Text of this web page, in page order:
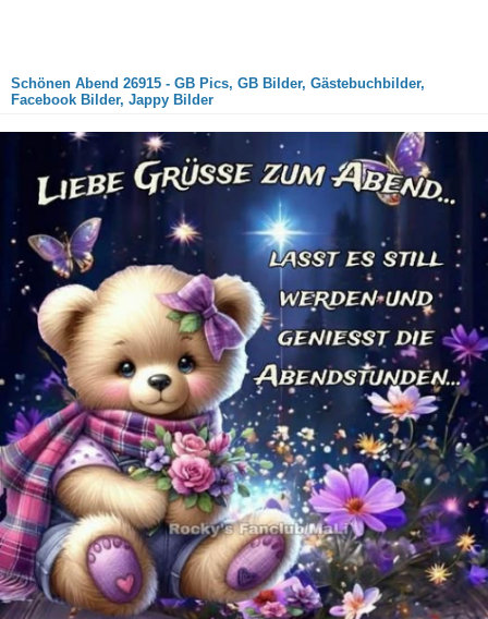
Schönen Abend 26915 - GB Pics, GB Bilder, Gästebuchbilder,
Facebook Bilder, Jappy Bilder